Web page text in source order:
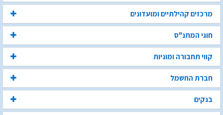
מרכזים קהילתיים ומועדונים
חוגי המתנ"ס
קווי תחבורה ומוניות
חברת החשמל
בנקים